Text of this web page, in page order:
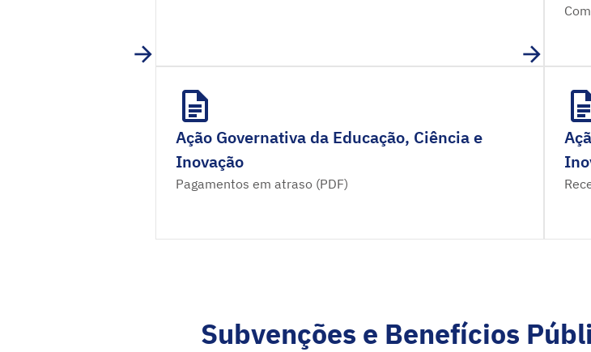
Ação Governativa da Educação, Ciência e
Inovação
Pagamentos em atraso (PDF)
Subvenções e Benefícios